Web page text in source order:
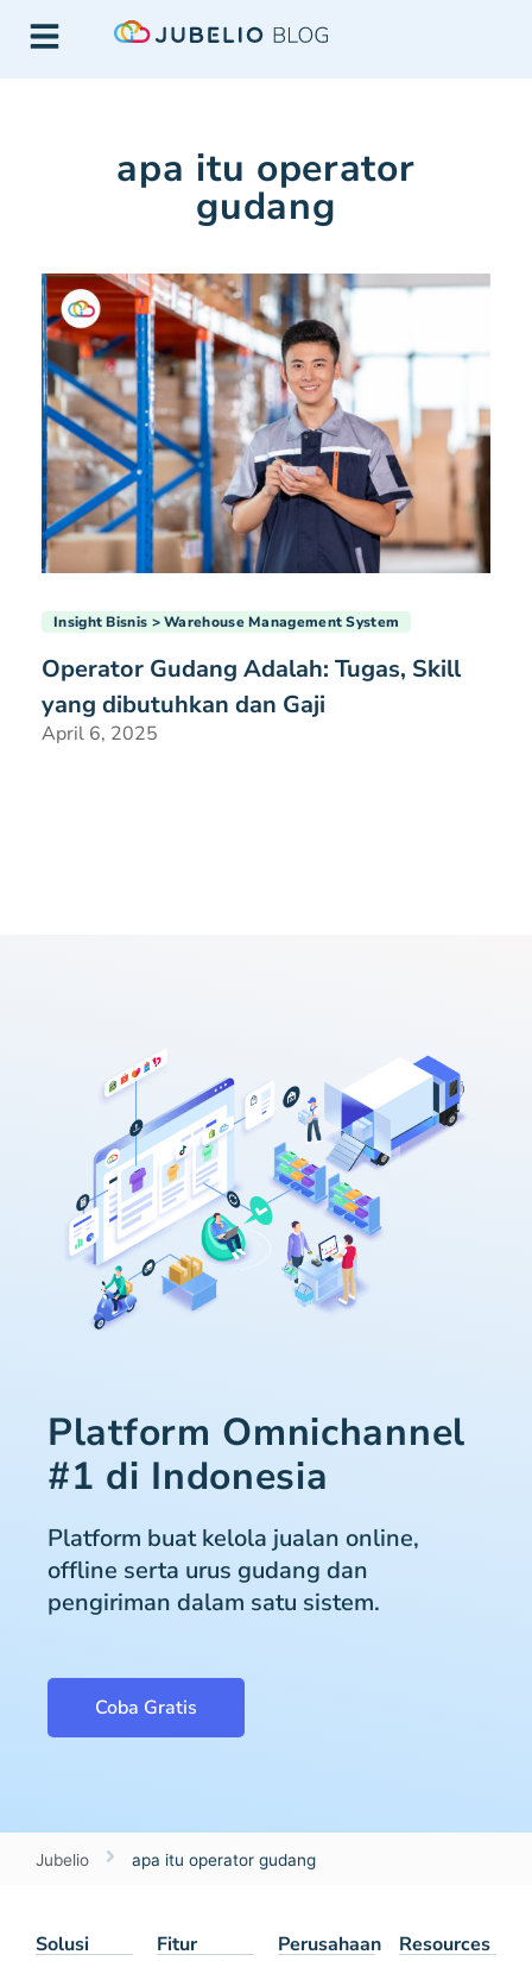
apa itu operator
gudang
Insight Bisnis Warehouse Management System
Operator Gudang Adalah: Tugas, Skill
yang dibutuhkan dan Gaji
April 6, 2025
Platform Omnichannel
#1 di Indonesia
Platform buat kelola jualan online,
offline serta urus gudang dan
pengiriman dalam satu sistem.
Coba Gratis
Jubelio apa itu operator gudang
Solusi Fitur Perusahaan Resources